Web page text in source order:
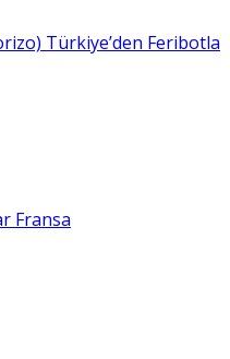
Türkiye’den Feribotla
Fransa